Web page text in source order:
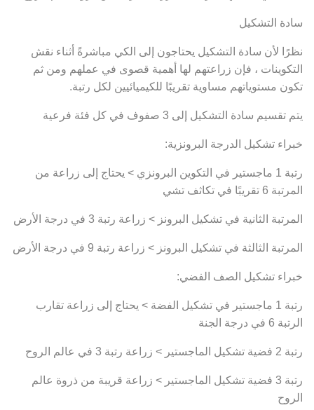
سادة التشكيل
نظرًا لأن سادة التشكيل يحتاجون إلى الكي مباشرةً أثناء نقش
التكوينات ، فإن زراعتهم لها أهمية قصوى في عملهم ومن ثم
تكون مستوياتهم مساوية تقريبًا للكيميائيين لكل رتبة.
يتم تقسيم سادة التشكيل إلى 3 صفوف في كل فئة فرعية
خبراء تشكيل الدرجة البرونزية:
رتبة 1 ماجستير في التكوين البرونزي > يحتاج إلى زراعة من
المرتبة 6 تقريبًا في تكاثف تشي
المرتبة الثانية في تشكيل البرونز > زراعة رتبة 3 في درجة الأرض
المرتبة الثالثة في تشكيل البرونز > زراعة رتبة 9 في درجة الأرض
خبراء تشكيل الصف الفضي:
رتبة 1 ماجستير في تشكيل الفضة > يحتاج إلى زراعة تقارب
الرتبة 6 في درجة الجنة
رتبة 2 فضية تشكيل الماجستير > زراعة رتبة 3 في عالم الروح
رتبة 3 فضية تشكيل الماجستير > زراعة قريبة من ذروة عالم
الروح